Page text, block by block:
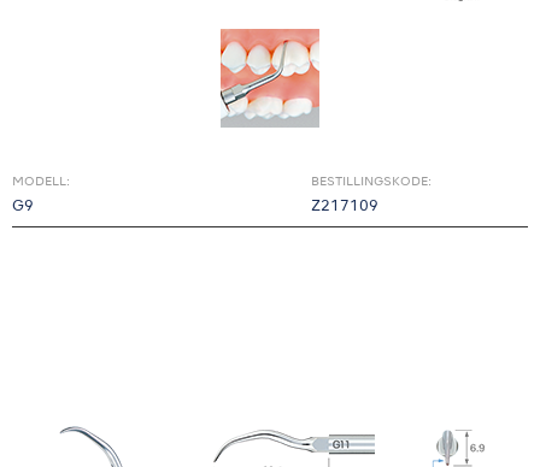
MODELL:
G9
BESTILLINGSKODE:
Z217109